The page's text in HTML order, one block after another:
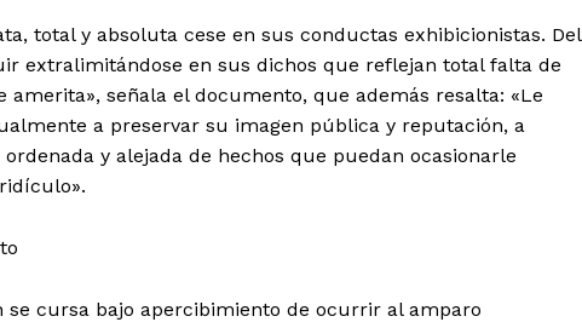
total y absoluta cese en sus conductas exhibicionistas. Del
extralimitándose en sus dichos que reflejan total falta de
señala el documento, que además resalta: «Le
a preservar su imagen pública y reputación, a
y alejada de hechos que puedan ocasionarle
cursa bajo apercibimiento de ocurrir al amparo